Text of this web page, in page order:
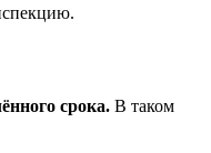
срока. В таком